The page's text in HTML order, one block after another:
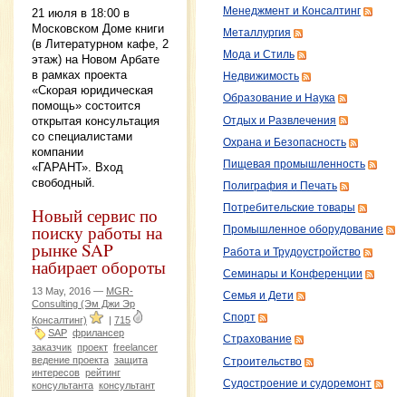
21 июля в 18:00 в
Московском Доме книги
(в Литературном кафе, 2
этаж) на Новом Арбате
в рамках проекта
«Скорая юридическая
помощь» состоится
открытая консультация
со специалистами
компании
«ГАРАНТ». Вход
свободный.
Новый сервис по
поиску работы на
рынке SAP
набирает обороты
13 May, 2016 — MGR-
Consulting (Эм Джи Эр
Консалтинг)
715
SAP фрилансер
заказчик проект freelancer
ведение проекта защита
интересов рейтинг
консультанта консультант
Менеджмент и Консалтинг
Металлургия
Мода и Стиль
Недвижимость
Образование и Наука
Отдых и Развлечения
Охрана и Безопасность
Пищевая промышленность
Полиграфия и Печать
Потребительские товары
Промышленное оборудование
Работа и Трудоустройство
Семинары и Конференции
Семья и Дети
Спорт
Страхование
Строительство
Судостроение и судоремонт